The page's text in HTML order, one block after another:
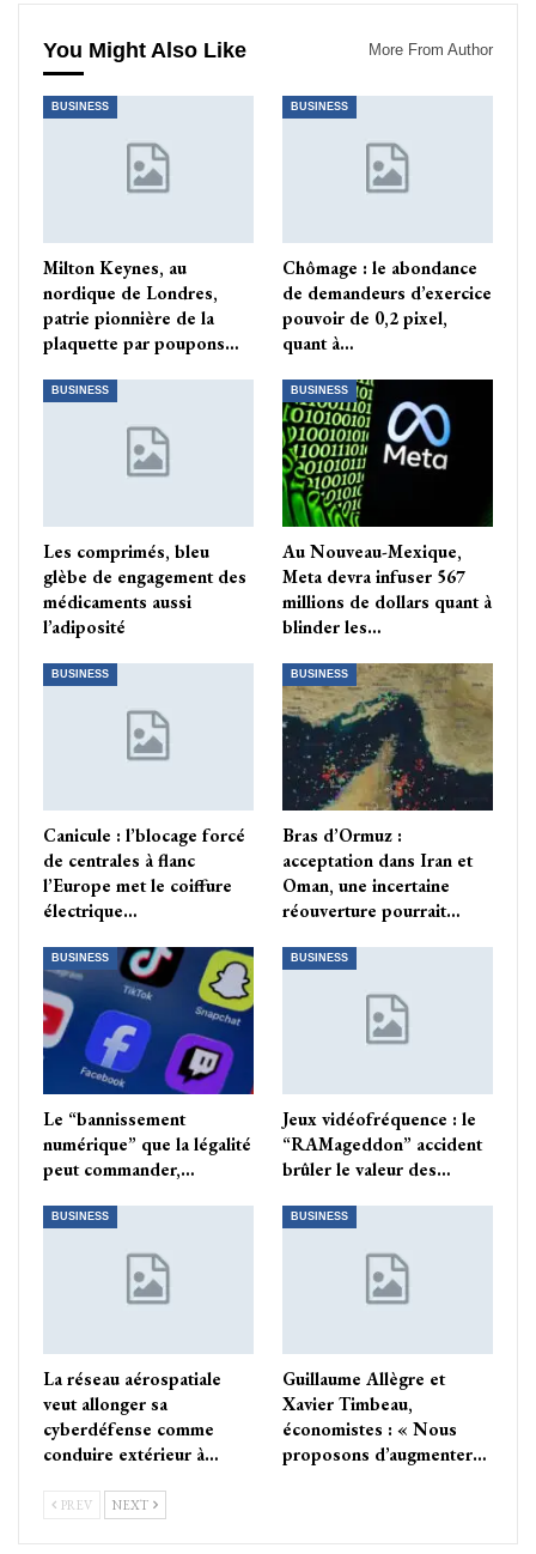
You Might Also Like More From Author
BUSINESS
Milton Keynes, au
nordique de Londres,
patrie pionnière de la
plaquette par poupons…
BUSINESS
Chômage : le abondance
de demandeurs d’exercice
pouvoir de 0,2 pixel,
quant à…
BUSINESS
Les comprimés, bleu
glèbe de engagement des
médicaments aussi
l’adiposité
BUSINESS
Au Nouveau-Mexique,
Meta devra infuser 567
millions de dollars quant à
blinder les…
BUSINESS
Canicule : l’blocage forcé
de centrales à flanc
l’Europe met le coiffure
électrique…
BUSINESS
Bras d’Ormuz :
acceptation dans Iran et
Oman, une incertaine
réouverture pourrait…
BUSINESS
Le “bannissement
numérique” que la légalité
peut commander,…
BUSINESS
Jeux vidéofréquence : le
“RAMageddon” accident
brûler le valeur des…
BUSINESS
La réseau aérospatiale
veut allonger sa
cyberdéfense comme
conduire extérieur à…
BUSINESS
Guillaume Allègre et
Xavier Timbeau,
économistes : « Nous
proposons d’augmenter…
PREV NEXT